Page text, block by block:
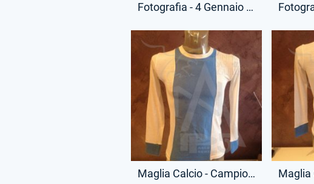
Fotografia - 4 Gennaio 1976 - Campionato Serie A - Lazio-Cesena
Maglia Calcio - Campionato Serie A - Pietro Ghedin - 5 - (Fronte)